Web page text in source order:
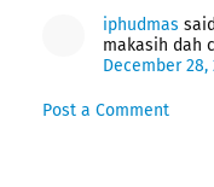
iphudmas
makasih dah
December 28,
Post a Comment